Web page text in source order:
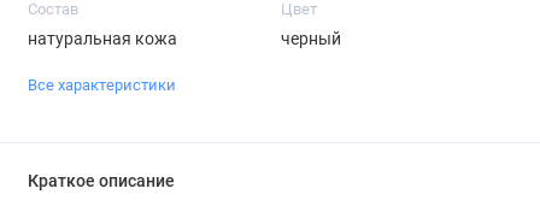
Состав
натуральная кожа
Цвет
черный
Все характеристики
Краткое описание